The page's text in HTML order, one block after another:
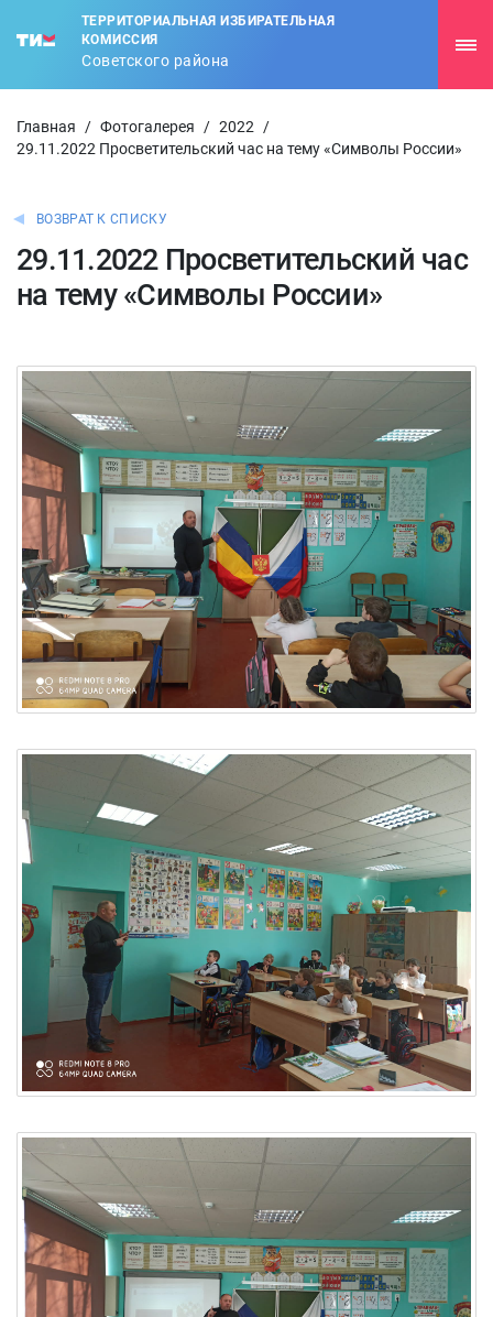
ТЕРРИТОРИАЛЬНАЯ ИЗБИРАТЕЛЬНАЯ
КОМИССИЯ
Советского района
Главная / Фотогалерея / 2022
/
29.11.2022 Просветительский час на тему «Символы России»
ВОЗВРАТ К СПИСКУ
29.11.2022 Просветительский час
на тему «Символы России»